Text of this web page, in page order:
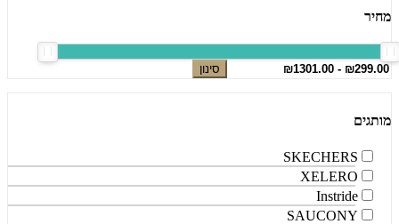
מחיר
סינון
מותגים
SKECHERS
XELERO
Instride
SAUCONY